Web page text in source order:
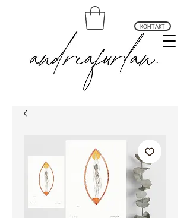
КОНТАКТ
andrea furlan arte profundo